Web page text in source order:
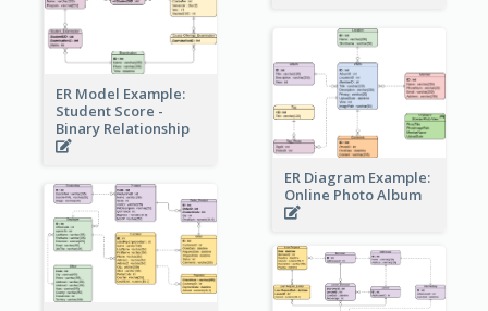
ER Model Example:
Student Score -
Binary Relationship
ER Diagram Example:
Online Photo Album